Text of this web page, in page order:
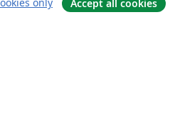
Accept all cookies